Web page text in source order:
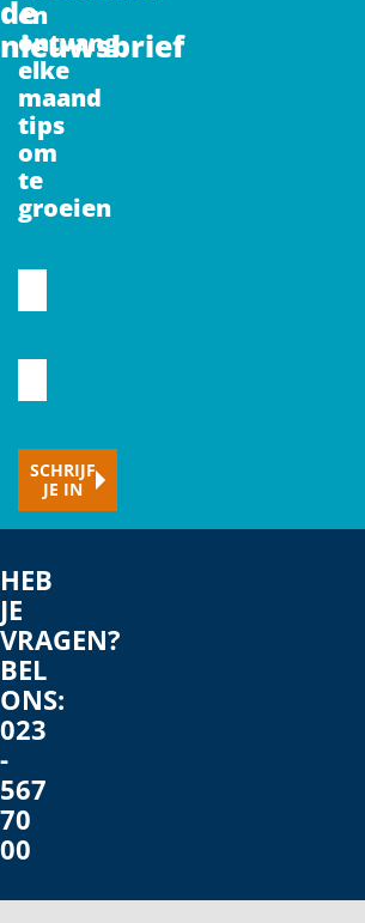
de
nieuwsbrief
en
ontvang
elke
maand
tips
om
te
groeien
CAPTCHA
je
e-
mailadres
SCHRIJF
JE IN
HEB
JE
VRAGEN?
BEL
ONS:
023
-
567
70
00